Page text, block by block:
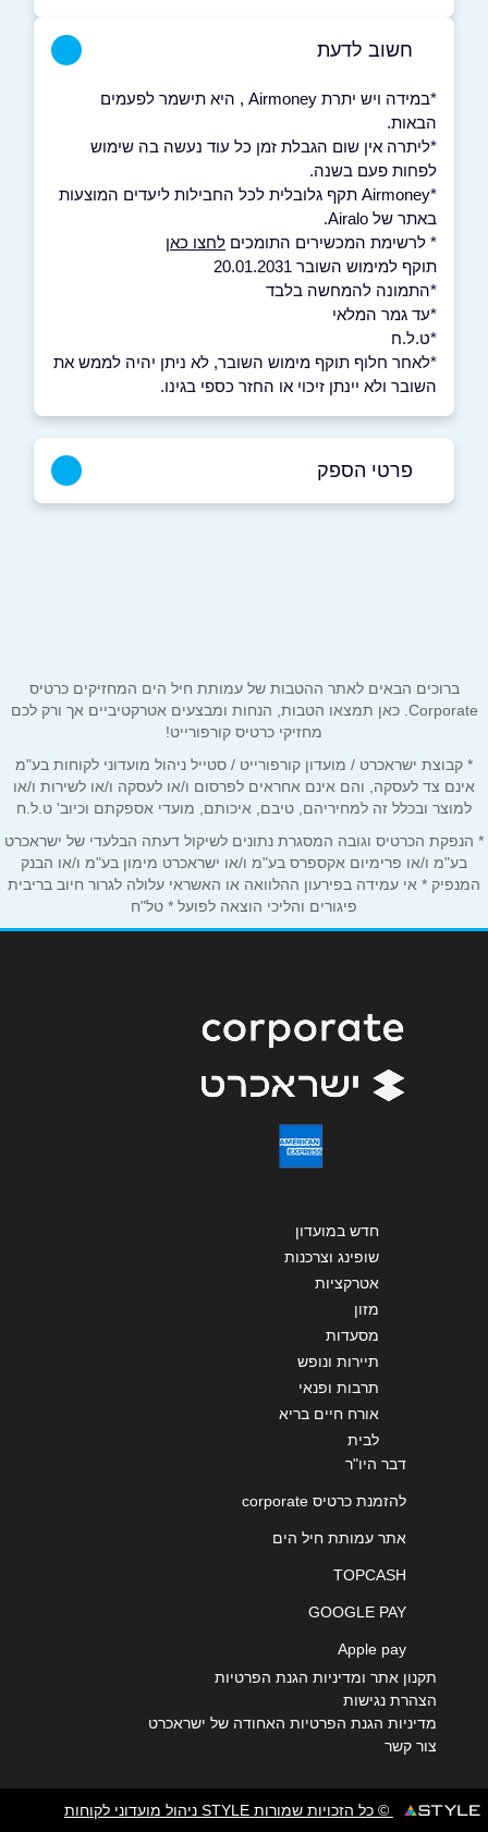
חשוב לדעת
*במידה ויש יתרת Airmoney , היא תישמר לפעמים
הבאות.
*ליתרה אין שום הגבלת זמן כל עוד נעשה בה שימוש
לפחות פעם בשנה.
*Airmoney תקף גלובלית לכל החבילות ליעדים המוצעות
באתר של Airalo.
* לרשימת המכשירים התומכים לחצו כאן
תוקף למימוש השובר 20.01.2031
*התמונה להמחשה בלבד
*עד גמר המלאי
*ט.ל.ח
*לאחר חלוף תוקף מימוש השובר, לא ניתן יהיה לממש את
השובר ולא יינתן זיכוי או החזר כספי בגינו.
פרטי הספק
טלפון*
אימייל
נושא*
אנא חזרו אלי בקשר ל...
הודעה*
ברוכים הבאים לאתר ההטבות של עמותת חיל הים המחזיקים כרטיס
Corporate. כאן תמצאו הטבות, הנחות ומבצעים אטרקטיביים אך ורק לכם
מחזיקי כרטיס קורפורייט!
* קבוצת ישראכרט / מועדון קורפורייט / סטייל ניהול מועדוני לקוחות בע"מ
אינם צד לעסקה, והם אינם אחראים לפרסום ו/או לעסקה ו/או לשירות ו/או
למוצר ובכלל זה למחיריהם, טיבם, איכותם, מועדי אספקתם וכיוב' ט.ל.ח
* הנפקת הכרטיס וגובה המסגרת נתונים לשיקול דעתה הבלעדי של ישראכרט
בע"מ ו/או פרימיום אקספרס בע"מ ו/או ישראכרט מימון בע"מ ו/או הבנק
המנפיק * אי עמידה בפירעון ההלוואה או האשראי עלולה לגרור חיוב בריבית
פיגורים והליכי הוצאה לפועל * טל"ח
חדש במועדון
שופינג וצרכנות
אטרקציות
מזון
מסעדות
תיירות ונופש
תרבות ופנאי
אורח חיים בריא
לבית
דבר היו"ר
להזמנת כרטיס corporate
אתר עמותת חיל הים
TOPCASH
GOOGLE PAY
Apple pay
תקנון אתר ומדיניות הגנת הפרטיות
הצהרת נגישות
מדיניות הגנת הפרטיות האחודה של ישראכרט
צור קשר
© כל הזכויות שמורות STYLE ניהול מועדוני לקוחות